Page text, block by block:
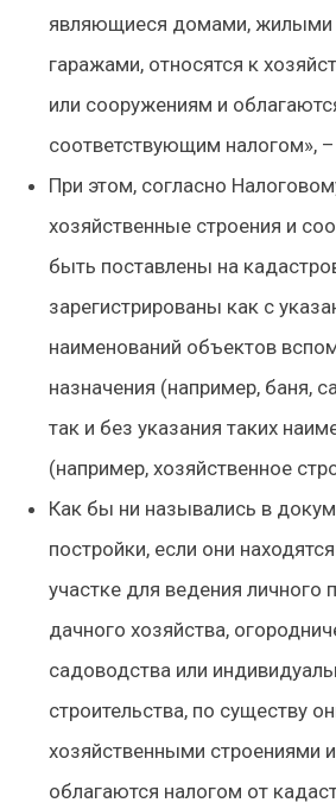
являющиеся домами, жилыми
гаражами, относятся к
или сооружениям и
соответствующим налогом»,
При этом, согласно
хозяйственные строения и
быть поставлены на
зарегистрированы как с
наименований объектов
назначения (например, баня,
так и без указания таких
(например, хозяйственное
Как бы ни назывались в
постройки, если они
участке для ведения личного
дачного хозяйства,
садоводства или
строительства, по существу
хозяйственными строениями
облагаются налогом от